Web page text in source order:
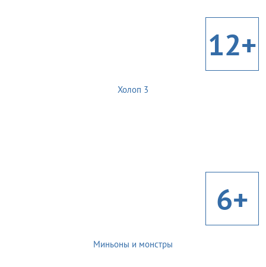
12+
Холоп 3
6+
Миньоны и монстры